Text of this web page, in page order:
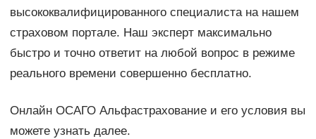
высококвалифицированного специалиста на нашем
страховом портале. Наш эксперт максимально
быстро и точно ответит на любой вопрос в режиме
реального времени совершенно бесплатно.
Онлайн ОСАГО Альфастрахование и его условия вы
можете узнать далее.